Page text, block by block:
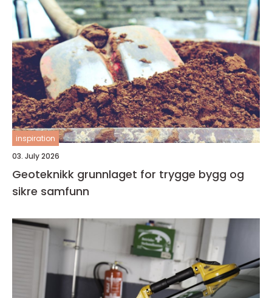
inspiration
03. July 2026
Geoteknikk grunnlaget for trygge bygg og
sikre samfunn